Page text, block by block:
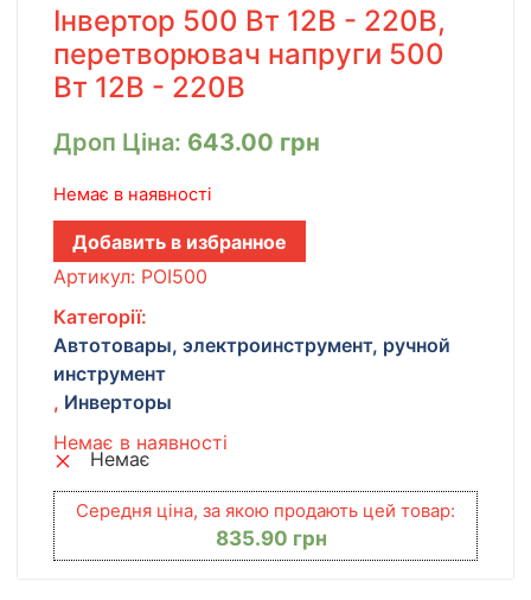
Інвертор 500 Вт 12В - 220В,
перетворювач напруги 500
Вт 12В - 220В
Дроп Ціна: 643.00 грн
Немає в наявності
Добавить в избранное
Артикул: POI500
Категорії:
Автотовары, электроинструмент, ручной
инструмент
, Инверторы
Немає в наявності
Немає
Середня ціна, за якою продають цей товар:
835.90 грн